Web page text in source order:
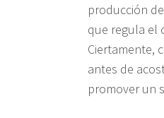
producción
que regula el
Ciertamente,
antes de
promover un